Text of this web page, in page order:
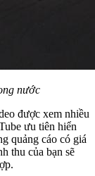
nước
được xem nhiều
ưu tiên hiển
quảng cáo có giá
thu của bạn sẽ